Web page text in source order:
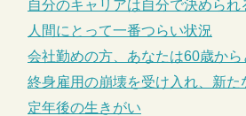
自分のキャリアは自分で決められ
人間にとって一番つらい状況
会社勤めの方、あなたは60歳から
終身雇用の崩壊を受け入れ、新た
定年後の生きがい